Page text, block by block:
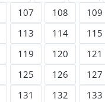
107 108 109
113 114 115
119 120 121
125 126 127
131 132 133